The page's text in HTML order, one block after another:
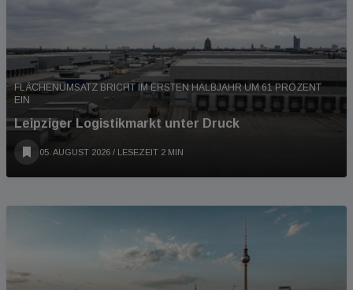
FLÄCHENUMSATZ BRICHT IM ERSTEN HALBJAHR UM 61 PROZENT
EIN
Leipziger Logistikmarkt unter Druck
05. AUGUST 2026 / LESEZEIT 2 MIN